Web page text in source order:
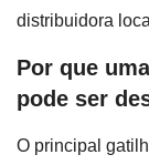
distribuidora
Por que
pode ser
O principal